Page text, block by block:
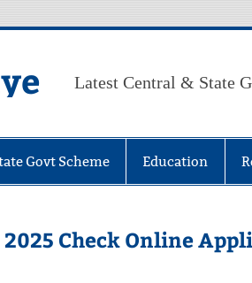
Latest Central & State
Govt Scheme Education
2025 Check Online